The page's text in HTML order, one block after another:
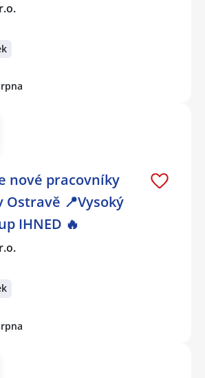
nové pracovníky
Ostravě 📍Vysoký
IHNED 🔥